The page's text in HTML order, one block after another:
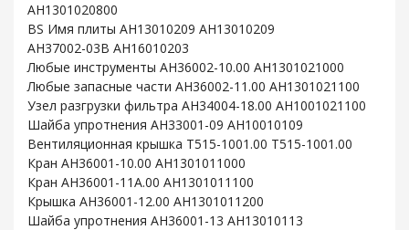
AH1301020800
BS Имя плиты AH13010209 AH13010209
AH37002-03B AH16010203
Любые инструменты AH36002-10.00 AH1301021000
Любые запасные части AH36002-11.00 AH1301021100
Узел разгрузки фильтра AH34004-18.00 AH1001021100
Шайба упротнения AH33001-09 AH10010109
Вентиляционная крышка T515-1001.00 T515-1001.00
Кран AH36001-10.00 AH1301011000
Кран AH36001-11A.00 AH1301011100
Крышка AH36001-12.00 AH1301011200
Шайба упротнения AH36001-13 AH13010113